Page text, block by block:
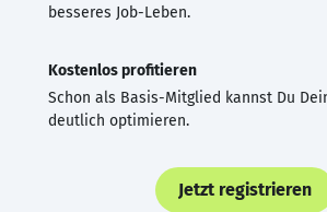
besseres Job-Leben.
Kostenlos profitieren
Schon als Basis-Mitglied kannst Du
deutlich optimieren.
Jetzt registrieren